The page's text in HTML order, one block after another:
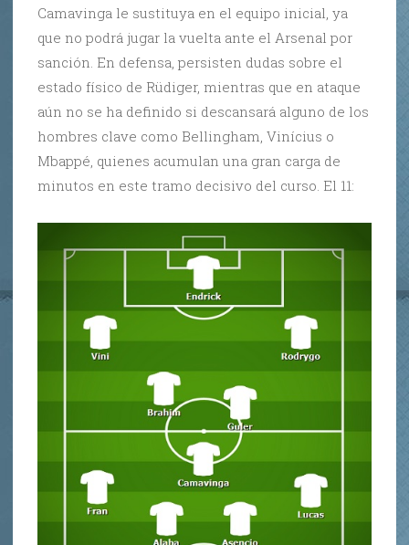
Camavinga le sustituya en el equipo inicial, ya
que no podrá jugar la vuelta ante el Arsenal por
sanción. En defensa, persisten dudas sobre el
estado físico de Rüdiger, mientras que en ataque
aún no se ha definido si descansará alguno de los
hombres clave como Bellingham, Vinícius o
Mbappé, quienes acumulan una gran carga de
minutos en este tramo decisivo del curso. El 11: